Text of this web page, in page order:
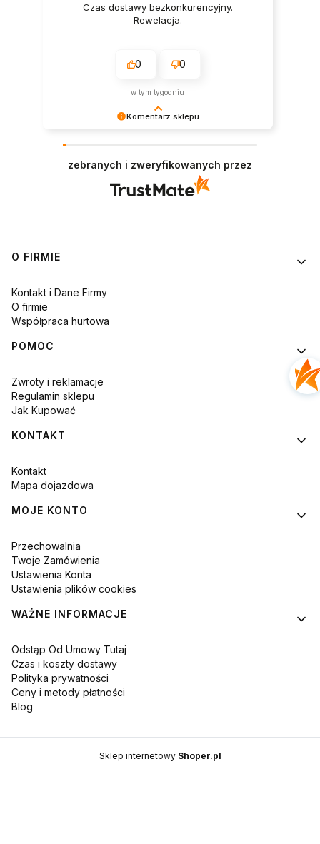
Komentarz sklepu
Czas dostawy bezkonkurencyjny.
Rewelacja.
0 0
w tym tygodniu
zebranych i zweryfikowanych przez
Linki w stopce
O FIRMIE
Kontakt i Dane Firmy
O firmie
Współpraca hurtowa
POMOC
Zwroty i reklamacje
Regulamin sklepu
Jak Kupować
KONTAKT
Kontakt
Mapa dojazdowa
MOJE KONTO
Przechowalnia
Twoje Zamówienia
Ustawienia Konta
Ustawienia plików cookies
WAŻNE INFORMACJE
Odstąp Od Umowy Tutaj
Czas i koszty dostawy
Polityka prywatności
Ceny i metody płatności
Blog
Sklep internetowy Shoper.pl